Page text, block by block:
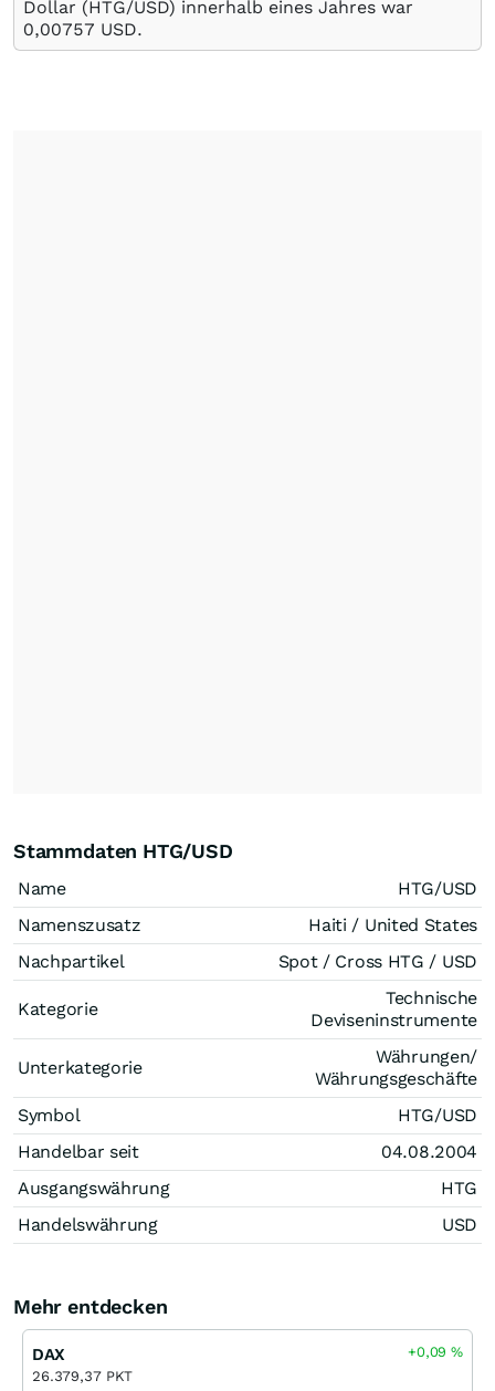
Dollar (HTG/USD) innerhalb eines Jahres war
0,00757 USD.
Stammdaten HTG/USD
Name
HTG/USD
Namenszusatz
Haiti / United States
Nachpartikel
Spot / Cross HTG / USD
Kategorie
Technische
Deviseninstrumente
Unterkategorie
Währungen/
Währungsgeschäfte
Symbol
HTG/USD
Handelbar seit
04.08.2004
Ausgangswährung
HTG
Handelswährung
USD
Mehr entdecken
DAX
26.379,37 PKT
+0,09%